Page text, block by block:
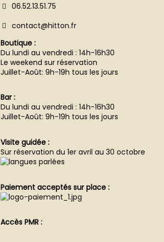
06.52.13.51.75
contact@hitton.fr
Boutique :
Du lundi au vendredi : 14h-16h30
Le weekend sur réservation
Juillet-Août: 9h-19h tous les jours
Bar :
Du lundi au vendredi : 14h-16h30
Juillet-Août: 9h-19h tous les jours
Visite guidée :
Sur réservation du 1er avril au 30 octobre
Paiement acceptés sur place :
Accès PMR :